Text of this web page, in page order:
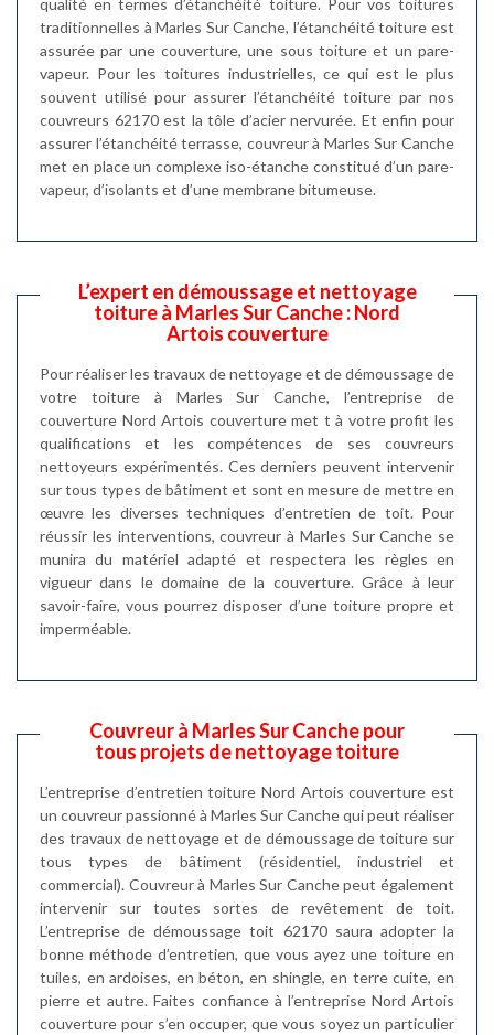
traditionnelles à Marles Sur Canche, l’étanchéité toiture est
assurée par une couverture, une sous toiture et un pare-
vapeur. Pour les toitures industrielles, ce qui est le plus
souvent utilisé pour assurer l’étanchéité toiture par nos
couvreurs 62170 est la tôle d’acier nervurée. Et enfin pour
assurer l’étanchéité terrasse, couvreur à Marles Sur Canche
met en place un complexe iso-étanche constitué d’un pare-
vapeur, d’isolants et d’une membrane bitumeuse.
L’expert en démoussage et nettoyage
toiture à Marles Sur Canche : Nord
Artois couverture
Pour réaliser les travaux de nettoyage et de démoussage de
votre toiture à Marles Sur Canche, l’entreprise de
couverture Nord Artois couverture met t à votre profit les
qualifications et les compétences de ses couvreurs
nettoyeurs expérimentés. Ces derniers peuvent intervenir
sur tous types de bâtiment et sont en mesure de mettre en
œuvre les diverses techniques d’entretien de toit. Pour
réussir les interventions, couvreur à Marles Sur Canche se
munira du matériel adapté et respectera les règles en
vigueur dans le domaine de la couverture. Grâce à leur
savoir-faire, vous pourrez disposer d’une toiture propre et
imperméable.
Couvreur à Marles Sur Canche pour
tous projets de nettoyage toiture
L’entreprise d’entretien toiture Nord Artois couverture est
un couvreur passionné à Marles Sur Canche qui peut réaliser
des travaux de nettoyage et de démoussage de toiture sur
tous types de bâtiment (résidentiel, industriel et
commercial). Couvreur à Marles Sur Canche peut également
intervenir sur toutes sortes de revêtement de toit.
L’entreprise de démoussage toit 62170 saura adopter la
bonne méthode d’entretien, que vous ayez une toiture en
tuiles, en ardoises, en béton, en shingle, en terre cuite, en
pierre et autre. Faites confiance à l’entreprise Nord Artois
couverture pour s’en occuper, que vous soyez un particulier